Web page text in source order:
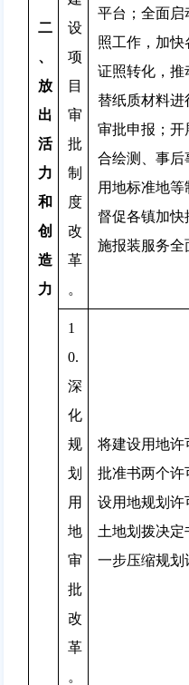
二
、
放
出
活
力
和
创
造
力
设
项
目
审
批
制
度
改
革
。
平台；全面启
照工作，加快
证照转化，推
替纸质材料进
审批申报；开
合绘测、事后
用地标准地等
督促各镇加快
施报装服务全
1
0.
深
化
规
划
用
地
审
批
改
革
。
将建设用地许
批准书两个许
设用地规划许
土地划拨决
一步压缩规划